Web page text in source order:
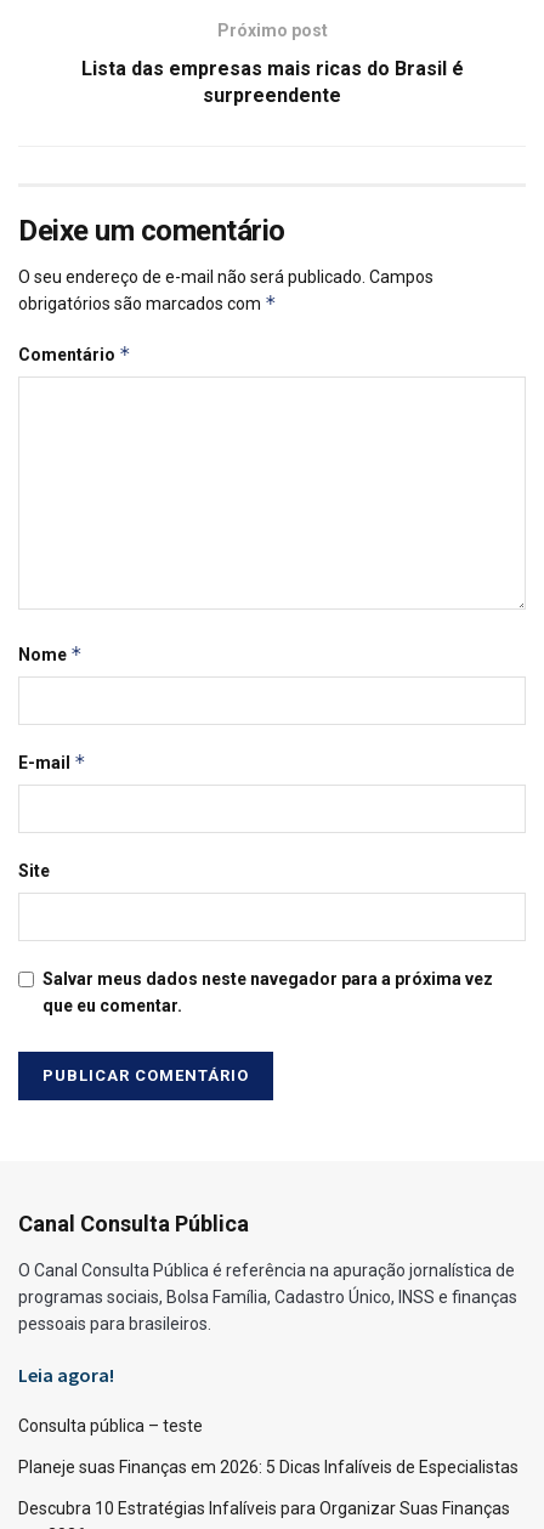
Próximo post
Lista das empresas mais ricas do Brasil é
surpreendente
Deixe um comentário
O seu endereço de e-mail não será publicado. Campos
obrigatórios são marcados com *
Comentário *
Nome *
E-mail *
Site
Salvar meus dados neste navegador para a próxima vez
que eu comentar.
Canal Consulta Pública
O Canal Consulta Pública é referência na apuração jornalística de
programas sociais, Bolsa Família, Cadastro Único, INSS e finanças
pessoais para brasileiros.
Leia agora!
Consulta pública – teste
Planeje suas Finanças em 2026: 5 Dicas Infalíveis de Especialistas
Descubra 10 Estratégias Infalíveis para Organizar Suas Finanças